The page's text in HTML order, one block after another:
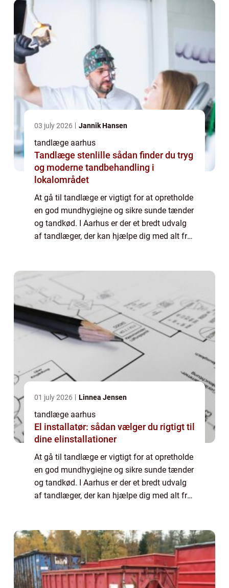
03 july 2026 Jannik Hansen
tandlæge aarhus
Tandlæge stenlille sådan finder du tryg
og moderne tandbehandling i
lokalområdet
At gå til tandlæge er vigtigt for at opretholde
en god mundhygiejne og sikre sunde tænder
og tandkød. I Aarhus er der et bredt udvalg
af tandlæger, der kan hjælpe dig med alt fra
01 july 2026 Linnea Jensen
tandlæge aarhus
El installatør: sådan vælger du rigtigt til
dine elinstallationer
At gå til tandlæge er vigtigt for at opretholde
en god mundhygiejne og sikre sunde tænder
og tandkød. I Aarhus er der et bredt udvalg
af tandlæger, der kan hjælpe dig med alt fra